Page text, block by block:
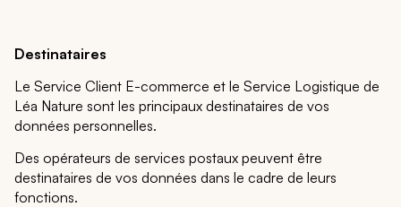
Destinataires
Le Service Client E-commerce et le Service Logistique de
Léa Nature sont les principaux destinataires de vos
données personnelles.
Des opérateurs de services postaux peuvent être
destinataires de vos données dans le cadre de leurs
fonctions.